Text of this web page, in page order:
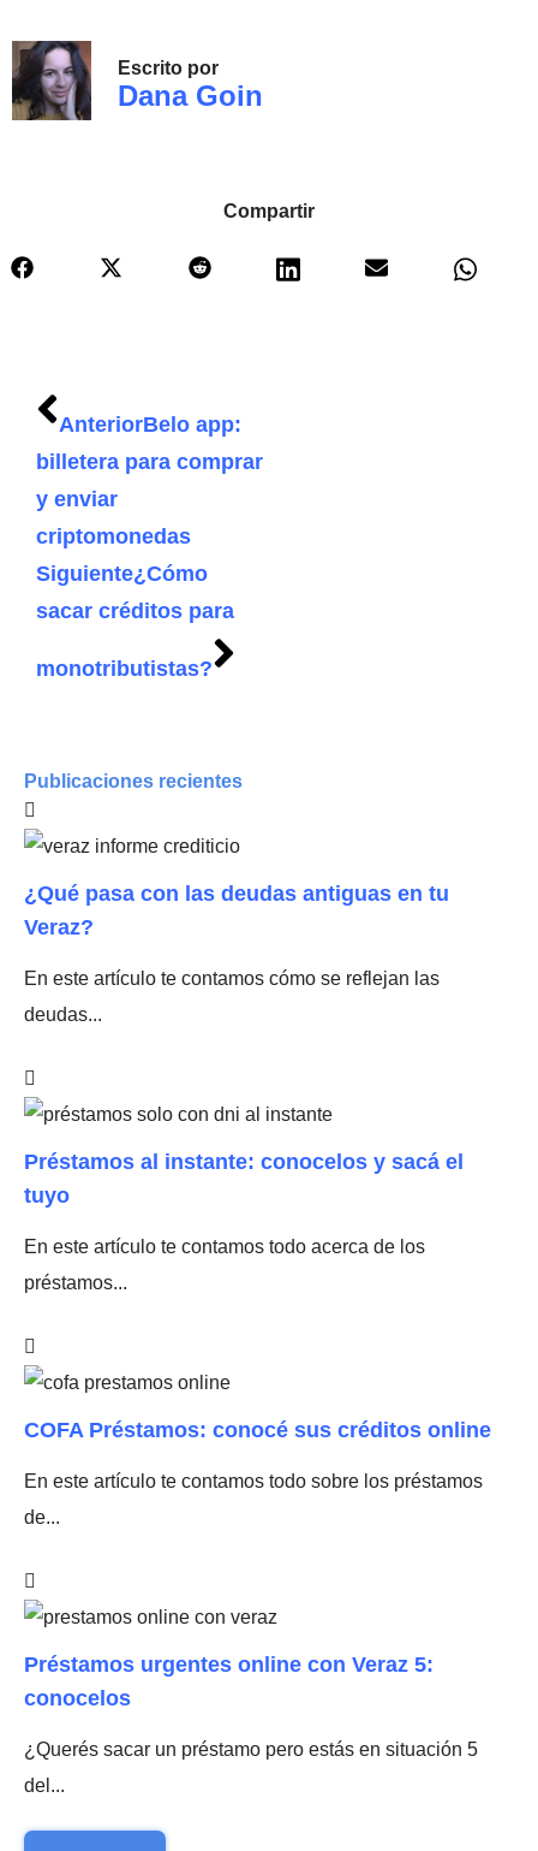
Escrito por
Dana Goin
Compartir
AnteriorBelo app:
billetera para comprar
y enviar
criptomonedas
Siguiente¿Cómo
sacar créditos para
monotributistas?
Publicaciones recientes
¿Qué pasa con las deudas antiguas en tu
Veraz?
En este artículo te contamos cómo se reflejan las
deudas...
Préstamos al instante: conocelos y sacá el
tuyo
En este artículo te contamos todo acerca de los
préstamos...
COFA Préstamos: conocé sus créditos online
En este artículo te contamos todo sobre los préstamos
de...
Préstamos urgentes online con Veraz 5:
conocelos
¿Querés sacar un préstamo pero estás en situación 5
del...